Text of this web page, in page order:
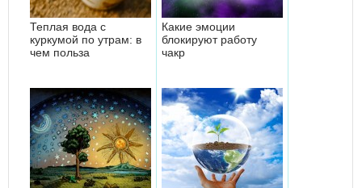
Теплая вода с
куркумой по утрам: в
чем польза
Какие эмоции
блокируют работу
чакр